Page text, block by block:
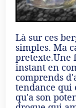
Là sur ces
simples. Ma
pretexte.Une
instant en
comprends
tendance qui
qu'a son